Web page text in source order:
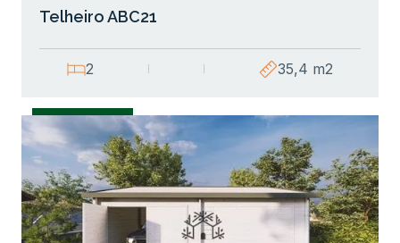
Telheiro ABC21
2 35,4 m2
Garagens